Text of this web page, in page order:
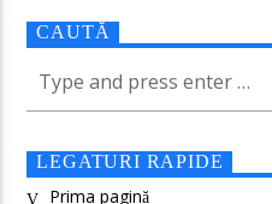
CAUTĂ
LEGATURI RAPIDE
Prima pagină